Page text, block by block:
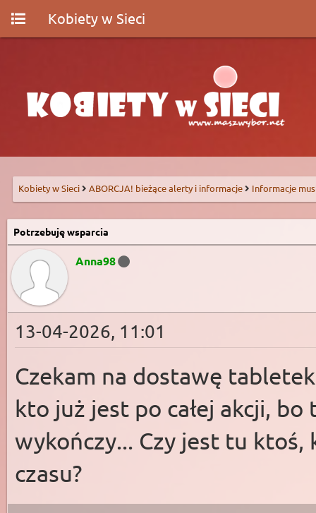
Kobiety w Sieci
Kobiety w Sieci ABORCJA! bieżące alerty i informacje Informacje
Potrzebuję wsparcia
Anna98
13-04-2026, 11:01
Czekam na dostawę
kto już jest po całej akcji,
wykończy... Czy jest tu
czasu?